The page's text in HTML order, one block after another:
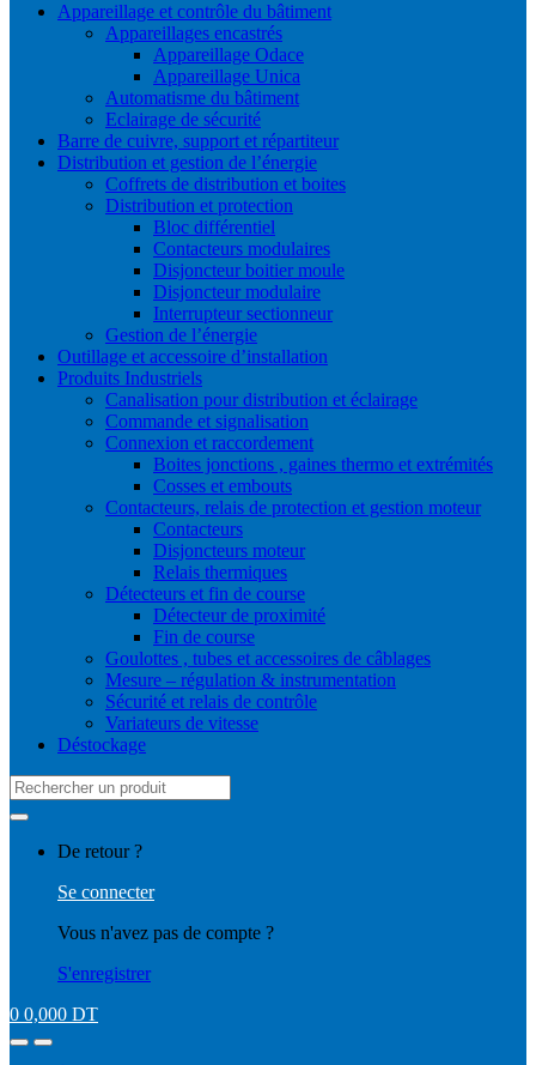
Appareillage et contrôle du bâtiment
Appareillages encastrés
Appareillage Odace
Appareillage Unica
Automatisme du bâtiment
Eclairage de sécurité
Barre de cuivre, support et répartiteur
Distribution et gestion de l’énergie
Coffrets de distribution et boites
Distribution et protection
Bloc différentiel
Contacteurs modulaires
Disjoncteur boitier moule
Disjoncteur modulaire
Interrupteur sectionneur
Gestion de l’énergie
Outillage et accessoire d’installation
Produits Industriels
Canalisation pour distribution et éclairage
Commande et signalisation
Connexion et raccordement
Boites jonctions , gaines thermo et extrémités
Cosses et embouts
Contacteurs, relais de protection et gestion moteur
Contacteurs
Disjoncteurs moteur
Relais thermiques
Détecteurs et fin de course
Détecteur de proximité
Fin de course
Goulottes , tubes et accessoires de câblages
Mesure – régulation & instrumentation
Sécurité et relais de contrôle
Variateurs de vitesse
Déstockage
Search
for:
De retour ?
Se connecter
Vous n'avez pas de compte ?
S'enregistrer
0 0,000 DT